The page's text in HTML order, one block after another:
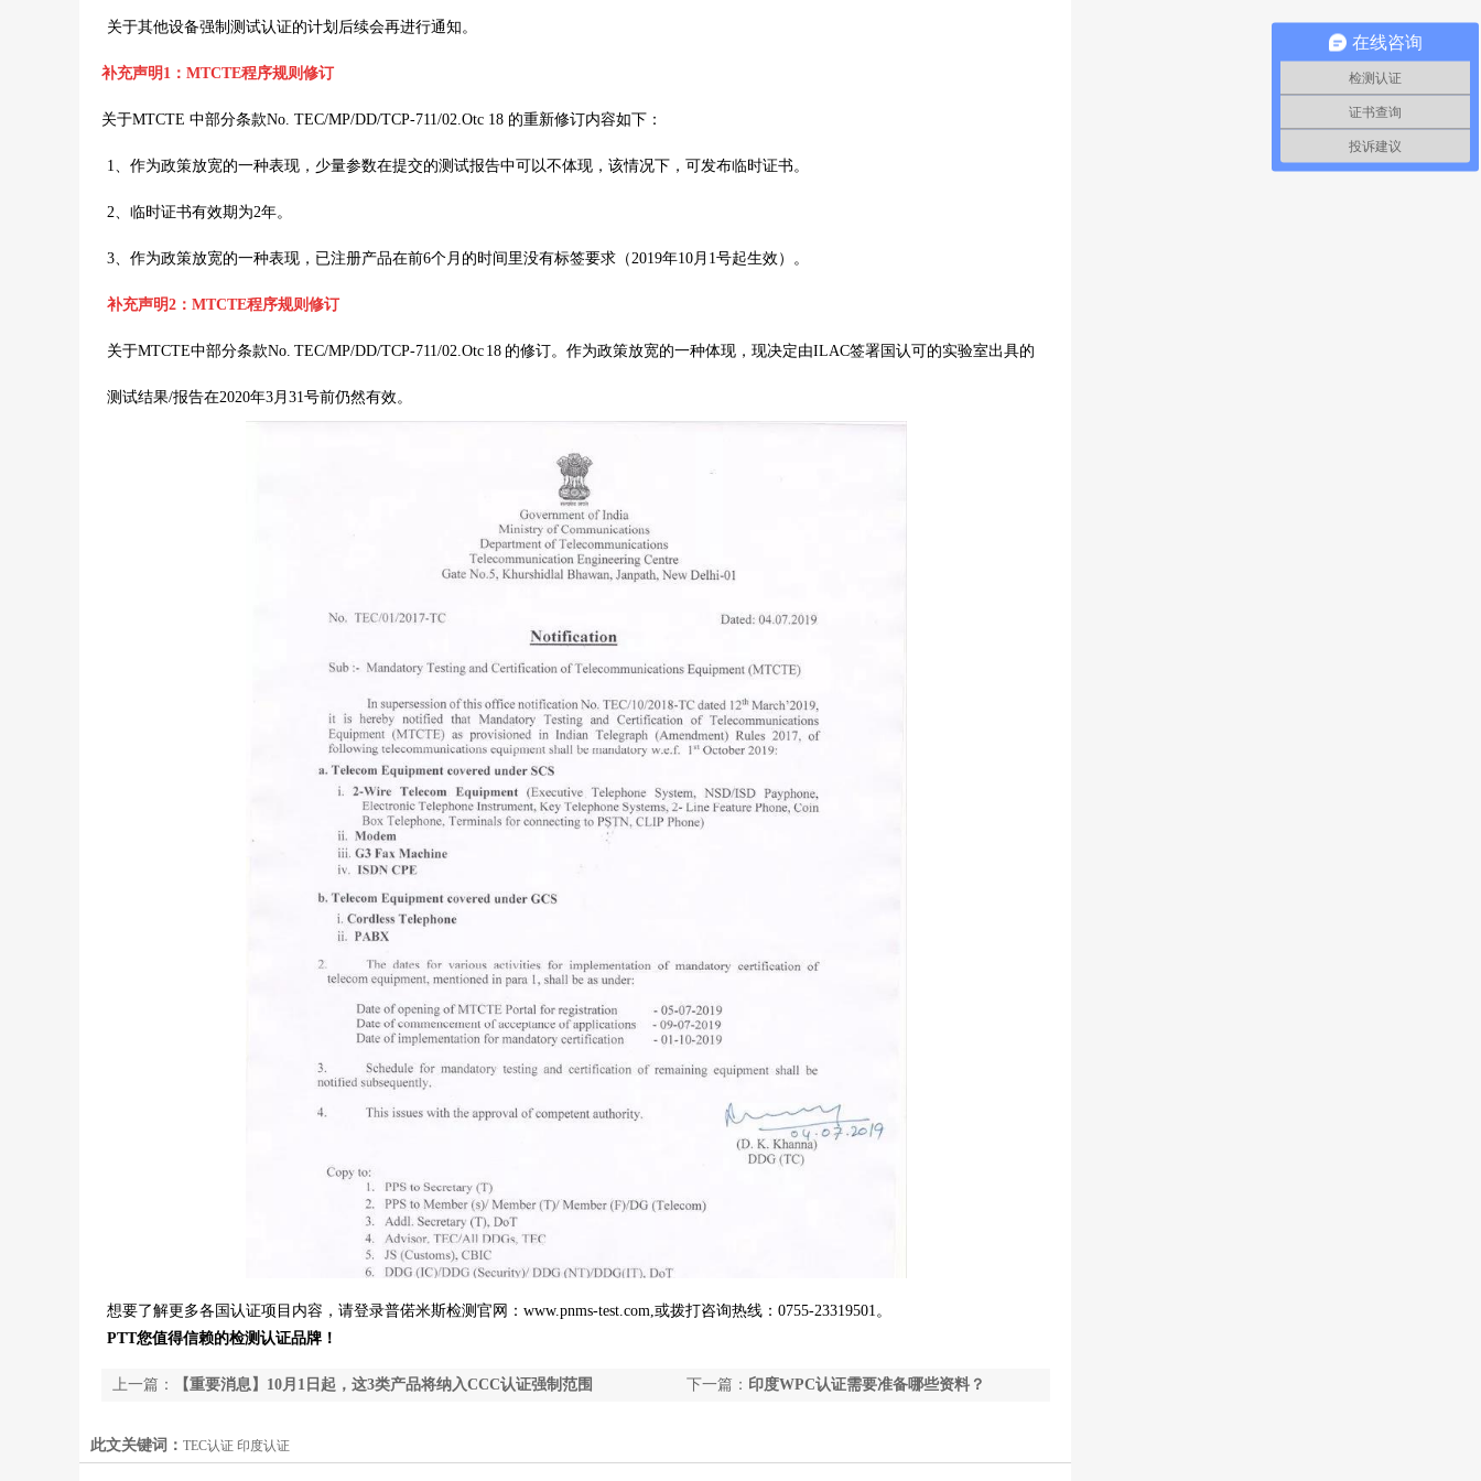
关于其他设备强制测试认证的计划后续会再进行通知。
补充声明1： MTCTE程序规则修订
关于MTCTE 中部分条款No. TEC/MP/DD/TCP-711/02.Otc 18 的重新修订内容如下：
1、作为政策放宽的一种表现，少量参数在提交的测试报告中可以不体现，该情况下，可发布临时证书。
2、临时证书有效期为2年。
3、 作为政策放宽的一种表现，已注册产品在前6个月的时间里没有标签要求（2019年10月1号起生效）。
补充声明2： MTCTE程序规则修订
关于MTCTE中部分条款No. TEC/MP/DD/TCP-711/02.Otc 18 的修订。作为政策放宽的一种体现，现决定由ILAC签署国认可的实验室出具的
测试结果/报告在2020年3月 31号前仍然有效。
想要了解更多各国认证项目内容，请登录普偌米斯检测官网： www.pnms-test.com,或拨打咨询热线： 0755-23319501。
PTT您值得信赖的检测认证品牌！
上一篇： 【重要消息】10月1日起，这3类产品将纳入CCC认证强制范围 下一篇： 印度WPC认证需要准备哪些资料？
此文关键词： TEC认证 印度认证
在线咨询
检测认证
证书查询
投诉建议